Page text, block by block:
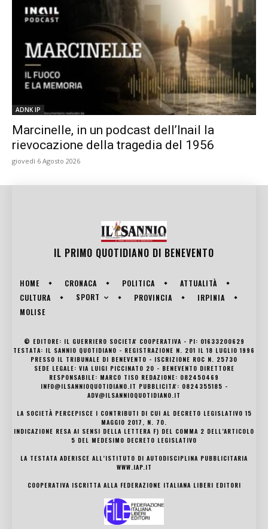
ADNK IP
Marcinelle, in un podcast dell’Inail la
rievocazione della tragedia del 1956
giovedì 6 Agosto 2026
IL PRIMO QUOTIDIANO DI BENEVENTO
HOME CRONACA POLITICA
ATTUALITÀ
CULTURA
SPORT PROVINCIA
IRPINIA
MOLISE
© EDITORE: IL GUERRIERO SOCIETA' COOPERATIVA - PI: 01633200629
TESTATA: IL SANNIO QUOTIDIANO - REGISTRAZIONE N. 201 IL 18 LUGLIO 1996
PRESSO IL TRIBUNALE DI BENEVENTO - ISCRIZIONE ROC N. 25730
SEDE LEGALE: VIA LUIGI PICCINATO 20 - BENEVENTO DIRETTORE
RESPONSABILE: MARCO TISO REDAZIONE: 082450469
INFO@ILSANNIOQUOTIDIANO.IT PUBBLICITA': 0824355185 -
ADV@ILSANNIOQUOTIDIANO.IT
LA SOCIETÀ PERCEPISCE I CONTRIBUTI DI CUI AL DECRETO LEGISLATIVO 15
MAGGIO 2017, N. 70.
INDICAZIONE RESA AI SENSI DELLA LETTERA F) DEL COMMA 2 DELL’ARTICOLO
5 DEL MEDESIMO DECRETO LEGISLATIVO
LA TESTATA ADERISCE ALL’ISTITUTO DI AUTODISCIPLINA PUBBLICITARIA
WWW.IAP.IT
COOPERATIVA ISCRITTA ALLA FEDERAZIONE ITALIANA LIBERI EDITORI